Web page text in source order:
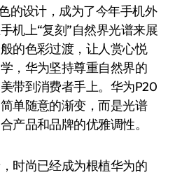
的设计，成为了今年手机外
机上“复刻”自然界光谱来展
的色彩过渡，让人赏心悦
，华为坚持尊重自然界的
带到消费者手上。华为P20
单随意的渐变，而是光谱
产品和品牌的优雅调性。
尚已经成为根植华为的